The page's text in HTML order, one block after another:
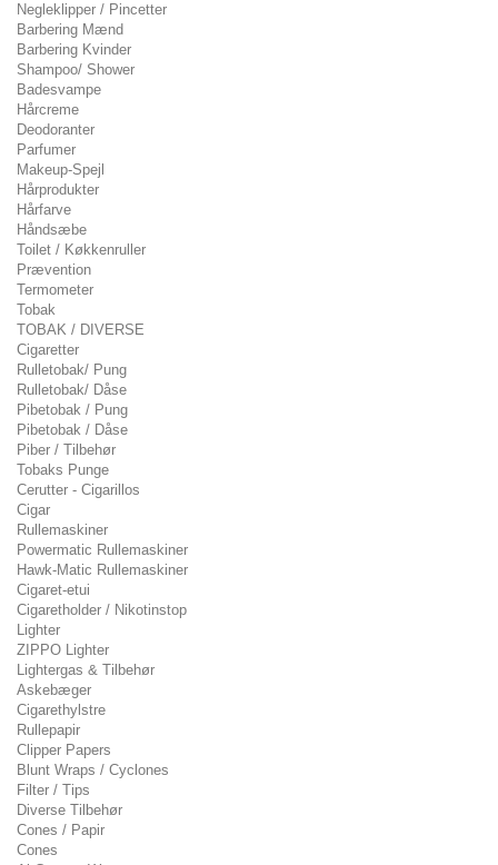
Negleklipper / Pincetter
Barbering Mænd
Barbering Kvinder
Shampoo/ Shower
Badesvampe
Hårcreme
Deodoranter
Parfumer
Makeup-Spejl
Hårprodukter
Hårfarve
Håndsæbe
Toilet / Køkkenruller
Prævention
Termometer
Tobak
TOBAK / DIVERSE
Cigaretter
Rulletobak/ Pung
Rulletobak/ Dåse
Pibetobak / Pung
Pibetobak / Dåse
Piber / Tilbehør
Tobaks Punge
Cerutter - Cigarillos
Cigar
Rullemaskiner
Powermatic Rullemaskiner
Hawk-Matic Rullemaskiner
Cigaret-etui
Cigaretholder / Nikotinstop
Lighter
ZIPPO Lighter
Lightergas & Tilbehør
Askebæger
Cigarethylstre
Rullepapir
Clipper Papers
Blunt Wraps / Cyclones
Filter / Tips
Diverse Tilbehør
Cones / Papir
Cones